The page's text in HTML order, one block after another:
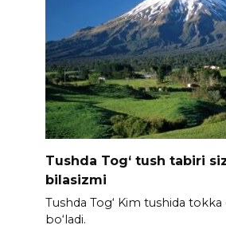
Tushda Tog‘ tush tabiri
bilasizmi
Tushda Tog‘ Kim tushida tokka
bo‘ladi.